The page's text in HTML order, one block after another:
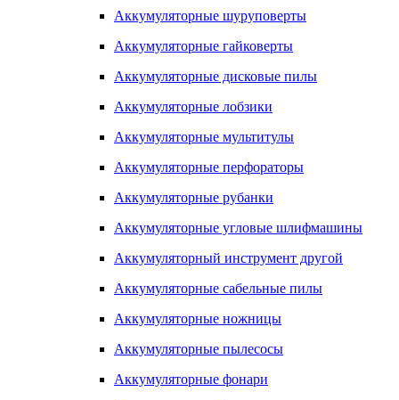
Аккумуляторные шуруповерты
Аккумуляторные гайковерты
Аккумуляторные дисковые пилы
Аккумуляторные лобзики
Аккумуляторные мультитулы
Аккумуляторные перфораторы
Аккумуляторные рубанки
Аккумуляторные угловые шлифмашины
Аккумуляторный инструмент другой
Аккумуляторные сабельные пилы
Аккумуляторные ножницы
Аккумуляторные пылесосы
Аккумуляторные фонари